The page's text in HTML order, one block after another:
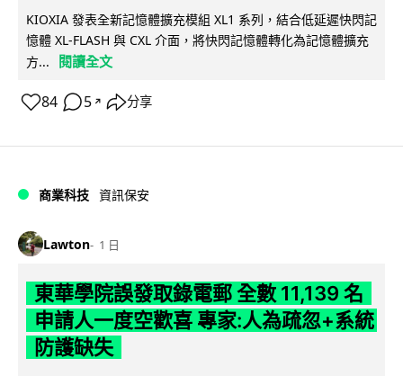
KIOXIA 發表全新記憶體擴充模組 XL1 系列，結合低延遲快閃記
憶體 XL-FLASH 與 CXL 介面，將快閃記憶體轉化為記憶體擴充
方...
閱讀全文
84 5 ↗ 分享
商業科技 資訊保安
Lawton 1 日
東華學院誤發取錄電郵 全數 11,139 名
申請人一度空歡喜 專家:人為疏忽+系統
防護缺失